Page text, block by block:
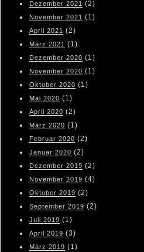
Dezember 2021 (2)
November 2021 (1)
April 2021 (2)
März 2021 (1)
Dezember 2020 (1)
November 2020 (1)
Oktober 2020 (1)
Mai 2020 (1)
April 2020 (2)
März 2020 (1)
Februar 2020 (2)
Januar 2020 (2)
Dezember 2019 (2)
November 2019 (4)
Oktober 2019 (2)
September 2019 (2)
Juli 2019 (1)
April 2019 (3)
März 2019 (1)